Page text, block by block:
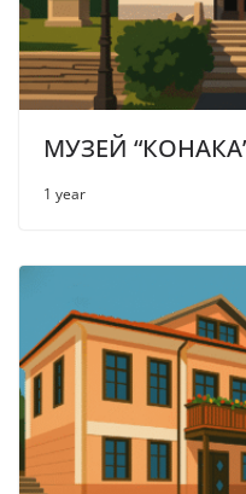
МУЗЕЙ
1 year